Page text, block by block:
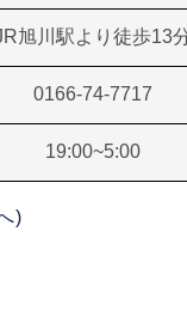
旭川駅より徒歩13
0166-74-7717
19:00~5:00
)